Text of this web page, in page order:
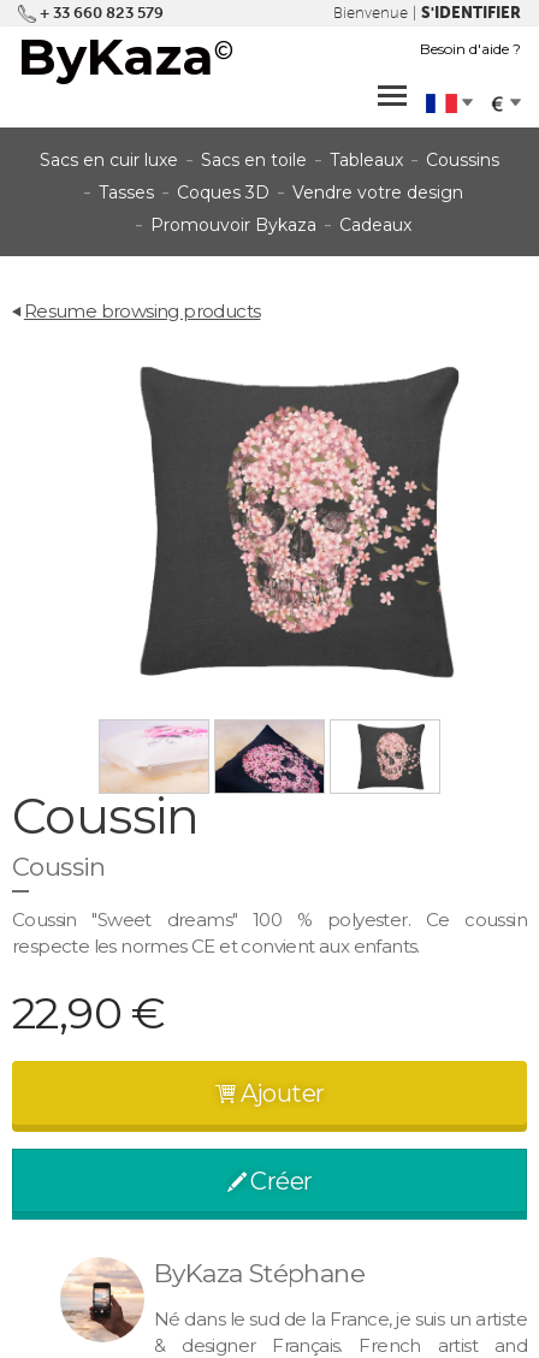
+ 33 660 823 579 Bienvenue | S'IDENTIFIER
ByKaza© Besoin d'aide ?
dropdown
dropdown
Sacs en cuir luxe Sacs en toile Tableaux
Coussins
Tasses
Coques 3D
Vendre votre design
Promouvoir Bykaza
Cadeaux
back Resume browsing products
Coussin
Coussin
Coussin "Sweet dreams" 100 % polyester. Ce coussin
respecte les normes CE et convient aux enfants.
22,90 €
cart Ajouter
penCréer
ByKaza Stéphane
Né dans le sud de la France, je suis un artiste
& designer Français. French artist and